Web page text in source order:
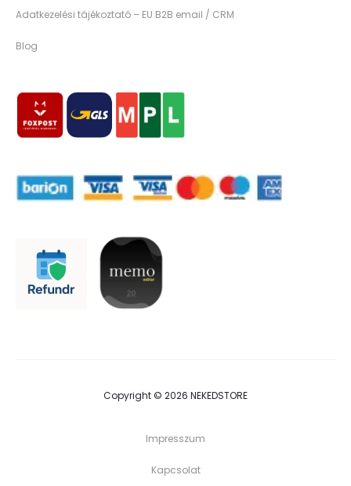
Adatkezelési tájékoztató – EU B2B email / CRM
Blog
Copyright © 2026 NEKEDSTORE
Impresszum
Kapcsolat